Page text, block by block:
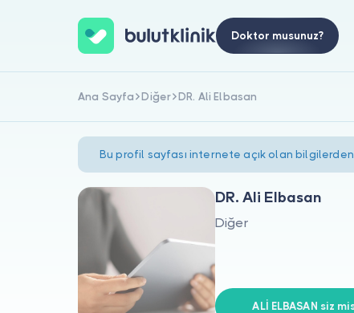
Doktor musunuz?
Ana Sayfa Diğer DR. Ali Elbasan
Bu profil sayfası internete açık olan
DR. Ali Elbasan
Diğer
ALİ ELBASAN siz